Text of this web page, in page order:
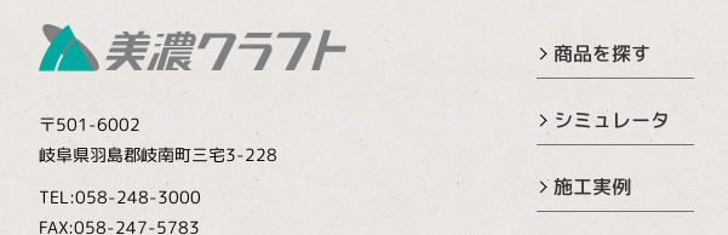
〒501-6002
岐阜県羽島郡岐南町三宅3-228
TEL:058-248-3000
FAX:058-247-5783
商品を探す
シミュレータ
施工実例